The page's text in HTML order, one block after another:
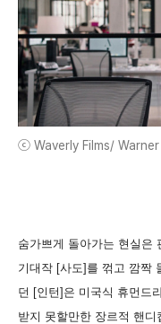
ⓒ Waverly Films/
숨가쁘게 돌아가는 현실은
기대작 [사도]를 꺾고 깜짝
던 [인턴]은 미국식 휴먼드
받지 못할만한 장르적 핸